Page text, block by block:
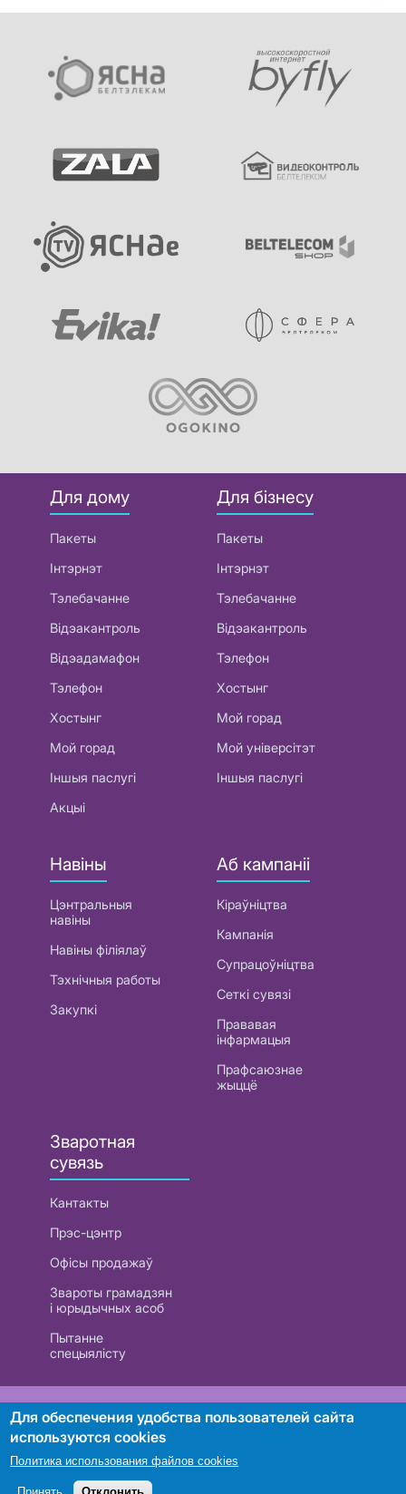
Для дому
Пакеты
Інтэрнэт
Тэлебачанне
Відэакантроль
Відэадамафон
Тэлефон
Хостынг
Мой горад
Іншыя паслугі
Акцыі
Для бізнесу
Пакеты
Інтэрнэт
Тэлебачанне
Відэакантроль
Тэлефон
Хостынг
Мой горад
Мой універсітэт
Іншыя паслугі
Навіны
Цэнтральныя
навіны
Навіны філіялаў
Тэхнічныя работы
Закупкі
Аб кампаніі
Кіраўніцтва
Кампанія
Супрацоўніцтва
Сеткі сувязі
Прававая
інфармацыя
Прафсаюзнае
жыццё
Зваротная
сувязь
Кантакты
Прэс-цэнтр
Офісы продажаў
Звароты грамадзян
і юрыдычных асоб
Пытанне
спецыялісту
РУП «Белтэлекам». УНП 101007741
Пошук
Для обеспечения удобства пользователей сайта
используются cookies
Политика использования файлов cookies